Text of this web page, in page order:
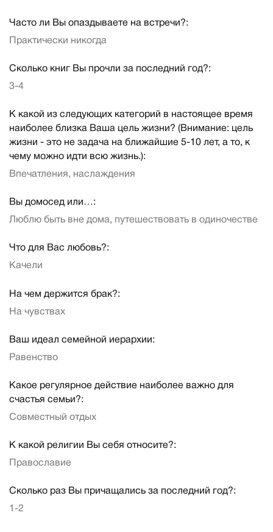
Часто ли Вы опаздываете на встречи?:
Практически никогда
Сколько книг Вы прочли за последний год?:
3-4
К какой из следующих категорий в настоящее время
наиболее близка Ваша цель жизни? (Внимание: цель
жизни - это не задача на ближайшие 5-10 лет, а то, к
чему можно идти всю жизнь.):
Впечатления, наслаждения
Вы домосед или…:
Люблю быть вне дома, путешествовать в одиночестве
Что для Вас любовь?:
Качели
На чем держится брак?:
На чувствах
Ваш идеал семейной иерархии:
Равенство
Какое регулярное действие наиболее важно для
счастья семьи?:
Совместный отдых
К какой религии Вы себя относите?:
Православие
Сколько раз Вы причащались за последний год?:
1-2